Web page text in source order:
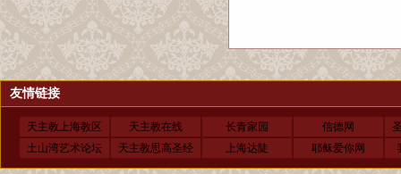
友情链接
天主教上海教区 天主教在线 长青家园 信德网
土山湾艺术论坛
天主教思高圣经 上海达陡 耶稣爱你网